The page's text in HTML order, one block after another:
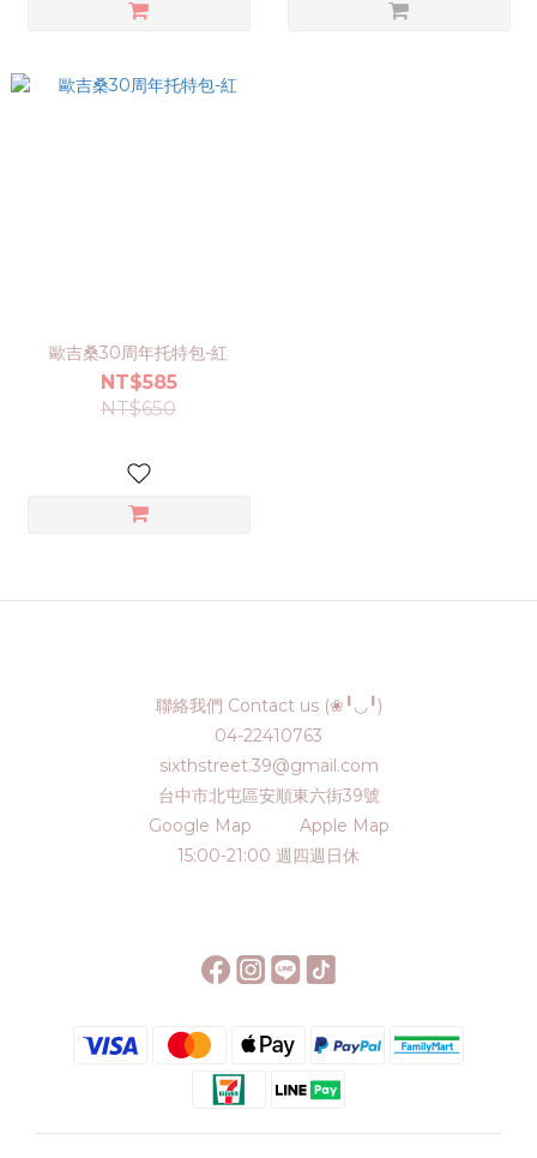
歐吉桑30周年托特包-紅
NT$585
NT$650
聯絡我們 Contact us (❀╹◡╹)
04-22410763
sixthstreet.39@gmail.com
台中市北屯區安順東六街39號
Google Map
Apple Map
15:00-21:00 週四週日休